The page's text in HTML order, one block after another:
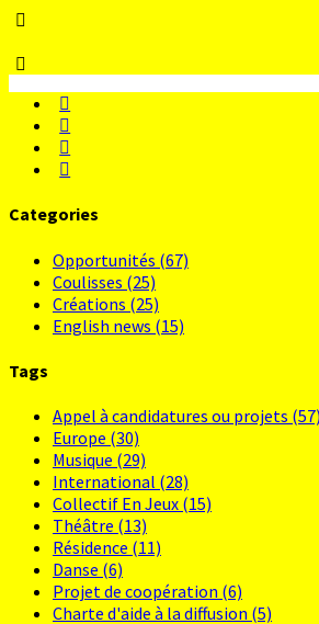
Categories
Opportunités (67)
Coulisses (25)
Créations (25)
English news (15)
Tags
Appel à candidatures ou projets (57)
Europe (30)
Musique (29)
International (28)
Collectif En Jeux (15)
Théâtre (13)
Résidence (11)
Danse (6)
Projet de coopération (6)
Charte d'aide à la diffusion (5)